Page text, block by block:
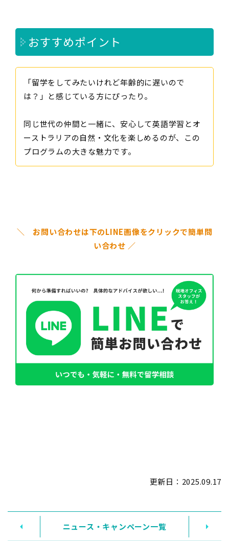
おすすめポイント
「留学をしてみたいけれど年齢的に遅いので
は？」と感じている方にぴったり。
同じ世代の仲間と一緒に、安心して英語学習とオ
ーストラリアの自然・文化を楽しめるのが、この
プログラムの大きな魅力です。
＼ お問い合わせは下のLINE画像をクリックで簡単問
い合わせ ／
更新日： 2025.09.17
ニュース・キャンペーン一覧